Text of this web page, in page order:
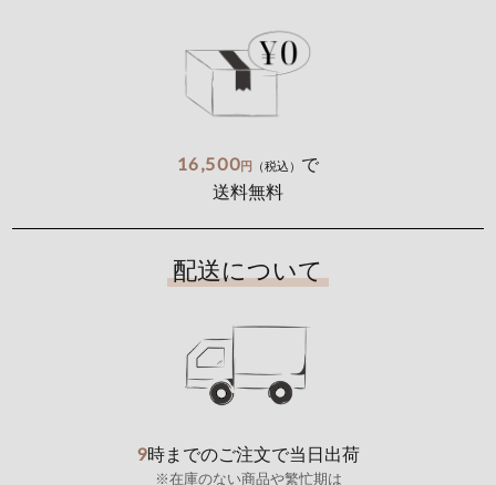
16,500円 （税込） で
送料無料
配送について
9時までのご注文で当日出荷
※在庫のない商品や繁忙期は